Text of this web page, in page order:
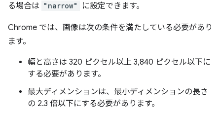
る場合は "narrow" に設定できます。
Chrome では、画像は次の条件を満たしている必要があり
ます。
幅と高さは 320 ピクセル以上 3,840 ピクセル以下に
する必要があります。
最大ディメンションは、最小ディメンションの長さ
の 2.3 倍以下にする必要があります。